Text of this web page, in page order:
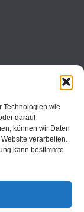
Technologien wie
darauf
können wir Daten
verarbeiten.
kann bestimmte